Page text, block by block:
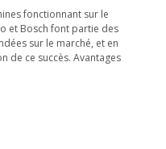
fonctionnant sur le
et Bosch font partie des
sur le marché, et en
de ce succès. Avantages